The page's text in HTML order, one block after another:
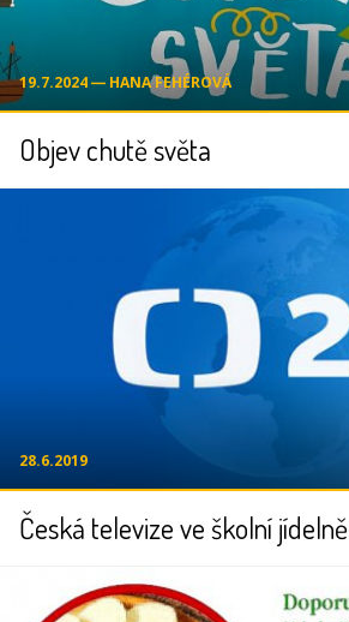
19.7.2024 ― HANA FEHÉROVÁ
Objev chutě světa
28.6.2019
Česká televize ve školní jídelně